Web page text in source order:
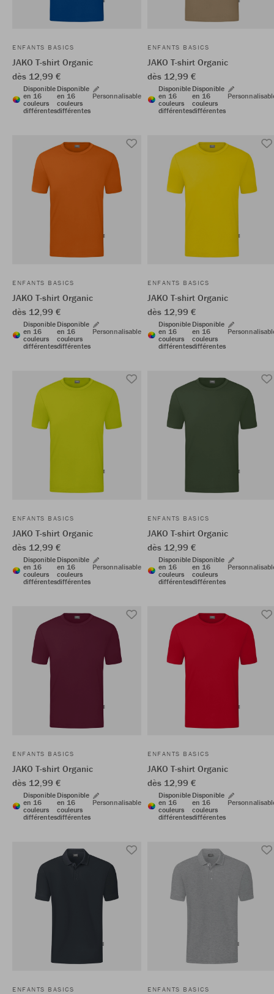
ENFANTS BASICS
JAKO T-shirt Organic
dès 12,99 €
Disponible
en 16
couleurs
différentes
Disponible
en 16
couleurs
différentes
Personnalisable
ENFANTS BASICS
JAKO T-shirt Organic
dès 12,99 €
Disponible
en 16
couleurs
différentes
Disponible
en 16
couleurs
différentes
ENFANTS BASICS
JAKO T-shirt Organic
dès 12,99 €
Disponible
en 16
couleurs
différentes
Disponible
en 16
couleurs
différentes
Personnalisable
ENFANTS BASICS
JAKO T-shirt Organic
dès 12,99 €
Disponible
en 16
couleurs
différentes
Disponible
en 16
couleurs
différentes
ENFANTS BASICS
JAKO T-shirt Organic
dès 12,99 €
Disponible
en 16
couleurs
différentes
Disponible
en 16
couleurs
différentes
Personnalisable
ENFANTS BASICS
JAKO T-shirt Organic
dès 12,99 €
Disponible
en 16
couleurs
différentes
Disponible
en 16
couleurs
différentes
ENFANTS BASICS
JAKO T-shirt Organic
dès 12,99 €
Disponible
en 16
couleurs
différentes
Disponible
en 16
couleurs
différentes
Personnalisable
ENFANTS BASICS
JAKO T-shirt Organic
dès 12,99 €
Disponible
en 16
couleurs
différentes
Disponible
en 16
couleurs
différentes
ENFANTS BASICS ENFANTS BASICS